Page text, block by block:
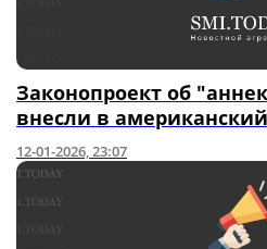
Законопроект об
внесли в
12-01-2026, 23:07